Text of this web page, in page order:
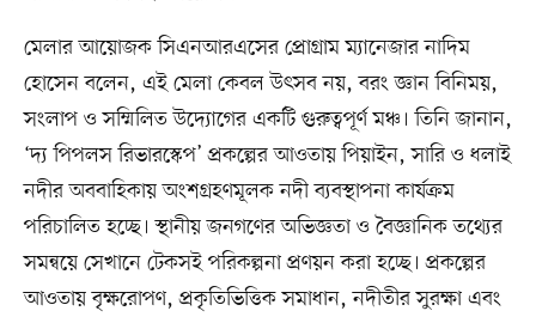
মেলার আয়োজক সিএনআরএসের প্রোগ্রাম ম্যানেজার নাদিম
হোসেন বলেন, এই মেলা কেবল উৎসব নয়, বরং জ্ঞান বিনিময়,
সংলাপ ও সম্মিলিত উদ্যোগের একটি গুরুত্বপূর্ণ মঞ্চ। তিনি জানান,
‘দ্য পিপলস রিভারস্কেপ’ প্রকল্পের আওতায় পিয়াইন, সারি ও ধলাই
নদীর অববাহিকায় অংশগ্রহণমূলক নদী ব্যবস্থাপনা কার্যক্রম
পরিচালিত হচ্ছে। স্থানীয় জনগণের অভিজ্ঞতা ও বৈজ্ঞানিক তথ্যের
সমন্বয়ে সেখানে টেকসই পরিকল্পনা প্রণয়ন করা হচ্ছে। প্রকল্পের
আওতায় বৃক্ষরোপণ, প্রকৃতিভিত্তিক সমাধান, নদীতীর সুরক্ষা এবং